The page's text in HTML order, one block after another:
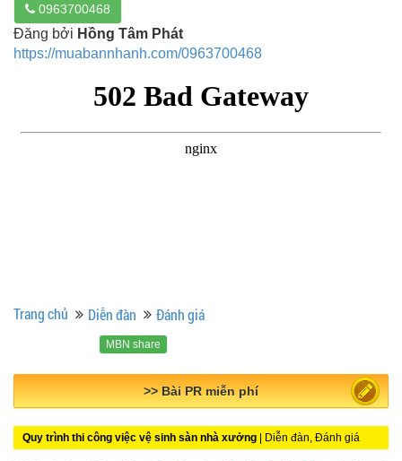
0963700468
Đăng bởi Hồng Tâm Phát
https://muabannhanh.com/0963700468
Trang chủ Diễn đàn Đánh giá
MBN share
>> Quảng cáo miễn phí
Quy trình thi công việc vệ sinh sàn nhà xưởng | Diễn đàn, Đánh giá